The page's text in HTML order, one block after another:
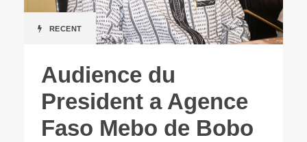
RECENT
Audience du
President a Agence
Faso Mebo de Bobo